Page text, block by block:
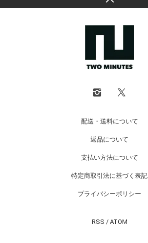
配送・送料について
返品について
支払い方法について
特定商取引法に基づく表記
プライバシーポリシー
RSS / ATOM